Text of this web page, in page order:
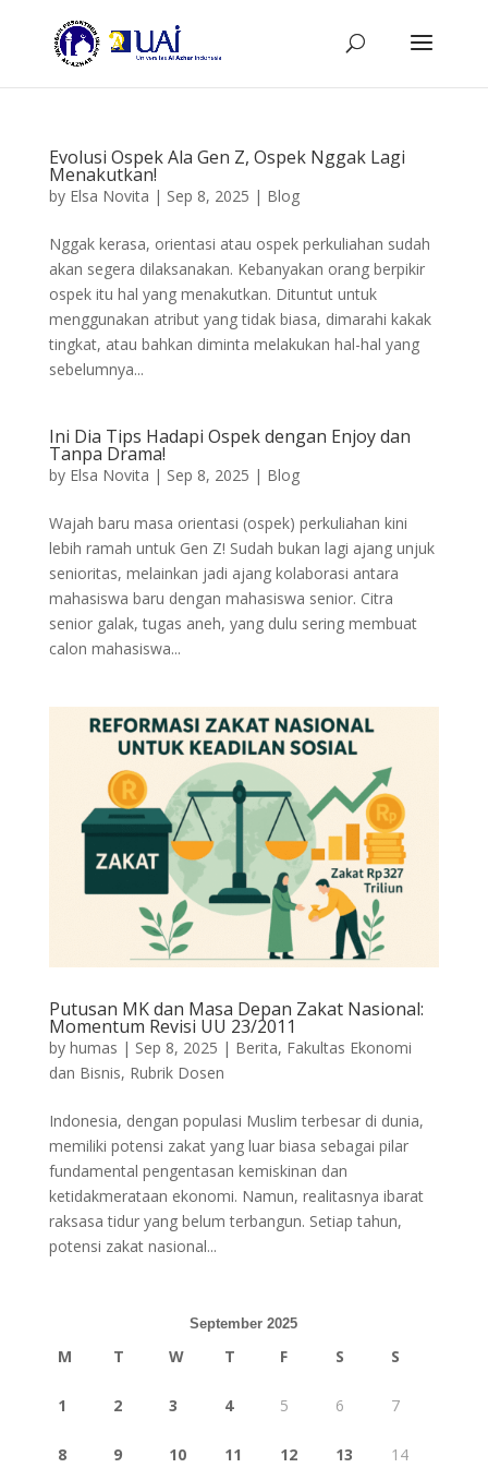
Evolusi Ospek Ala Gen Z, Ospek Nggak Lagi
Menakutkan!
by Elsa Novita | Sep 8, 2025 | Blog
Nggak kerasa, orientasi atau ospek perkuliahan sudah
akan segera dilaksanakan. Kebanyakan orang berpikir
ospek itu hal yang menakutkan. Dituntut untuk
menggunakan atribut yang tidak biasa, dimarahi kakak
tingkat, atau bahkan diminta melakukan hal-hal yang
sebelumnya...
Ini Dia Tips Hadapi Ospek dengan Enjoy dan
Tanpa Drama!
by Elsa Novita | Sep 8, 2025 | Blog
Wajah baru masa orientasi (ospek) perkuliahan kini
lebih ramah untuk Gen Z! Sudah bukan lagi ajang unjuk
senioritas, melainkan jadi ajang kolaborasi antara
mahasiswa baru dengan mahasiswa senior. Citra
senior galak, tugas aneh, yang dulu sering membuat
calon mahasiswa...
Putusan MK dan Masa Depan Zakat Nasional:
Momentum Revisi UU 23/2011
by humas | Sep 8, 2025 | Berita, Fakultas Ekonomi
dan Bisnis, Rubrik Dosen
Indonesia, dengan populasi Muslim terbesar di dunia,
memiliki potensi zakat yang luar biasa sebagai pilar
fundamental pengentasan kemiskinan dan
ketidakmerataan ekonomi. Namun, realitasnya ibarat
raksasa tidur yang belum terbangun. Setiap tahun,
potensi zakat nasional...
September 2025
M T W T F S S
1 2 3 4 5 6 7
8 9 10 11 12 13 14